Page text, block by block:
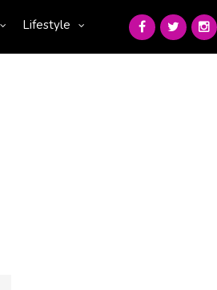
Lifestyle